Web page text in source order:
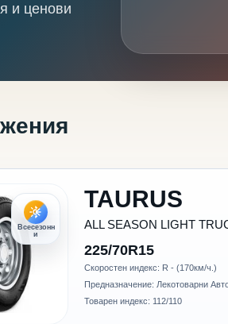
и ценови
Всесезонн
и
TAURUS
ALL SEASON LIGHT
225/70R15
Скоростен индекс: R - (170км/ч.)
Предназначение: Лекотоварни
Товарен индекс: 112/110